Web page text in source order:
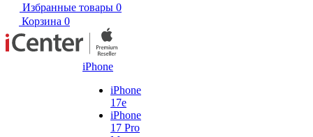
Избранные товары 0
Корзина 0
iPhone
iPhone
17e
iPhone
17 Pro